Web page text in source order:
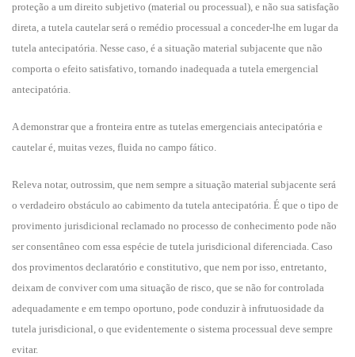
proteção a um direito subjetivo (material ou processual), e não sua satisfação
direta, a tutela cautelar será o remédio processual a conceder-lhe em lugar da
tutela antecipatória. Nesse caso, é a situação material subjacente que não
comporta o efeito satisfativo, tornando inadequada a tutela emergencial
antecipatória.
A demonstrar que a fronteira entre as tutelas emergenciais antecipatória e
cautelar é, muitas vezes, fluida no campo fático.
Releva notar, outrossim, que nem sempre a situação material subjacente será
o verdadeiro obstáculo ao cabimento da tutela antecipatória. É que o tipo de
provimento jurisdicional reclamado no processo de conhecimento pode não
ser consentâneo com essa espécie de tutela jurisdicional diferenciada. Caso
dos provimentos declaratório e constitutivo, que nem por isso, entretanto,
deixam de conviver com uma situação de risco, que se não for controlada
adequadamente e em tempo oportuno, pode conduzir à infrutuosidade da
tutela jurisdicional, o que evidentemente o sistema processual deve sempre
evitar.